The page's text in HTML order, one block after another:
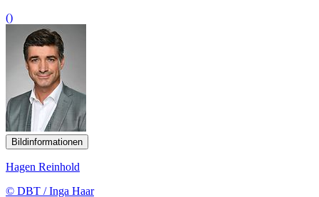
()
Bildinformationen
Hagen Reinhold
© DBT / Inga Haar